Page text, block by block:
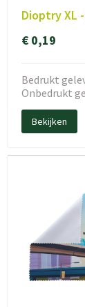
Dioptry XL
€ 0,19
Bedrukt
Onbedrukt
Bekijken